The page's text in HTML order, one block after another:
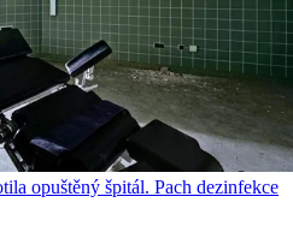
opuštěný špitál. Pach dezinfekce